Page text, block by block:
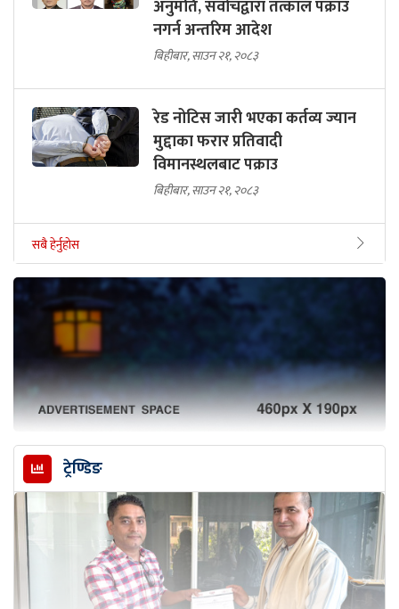
अनुमति, सर्वोचद्वारा तत्काल पक्राउ
नगर्न अन्तरिम आदेश
बिहीबार, साउन २१, २०८३
रेड नोटिस जारी भएका कर्तव्य ज्यान
मुद्दाका फरार प्रतिवादी
विमानस्थलबाट पक्राउ
बिहीबार, साउन २१, २०८३
सबै हेर्नुहोस
ट्रेण्डिङ